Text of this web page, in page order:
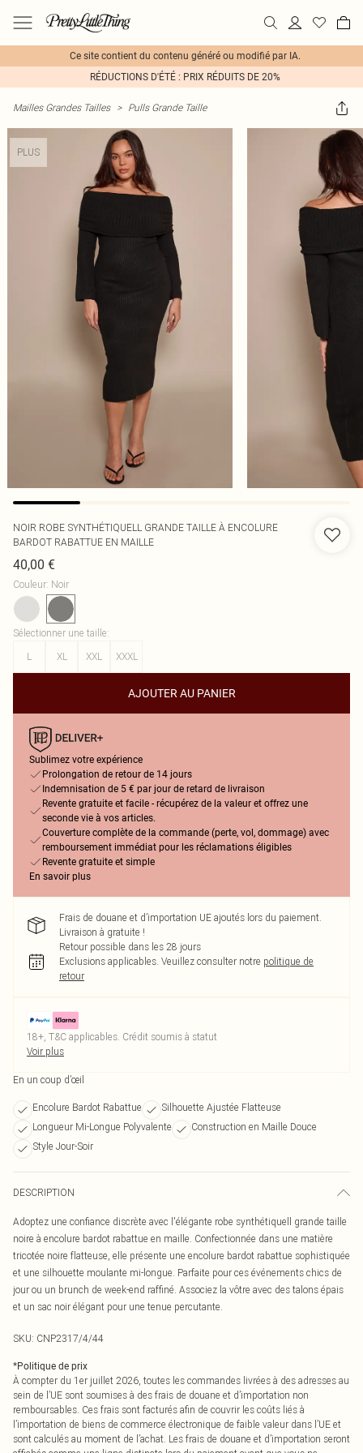
Ce site contient du contenu généré ou modifié par IA.
RÉDUCTIONS D'ÉTÉ : PRIX RÉDUITS DE 20%
Mailles Grandes Tailles > Pulls Grande Taille
PLUS
NOIR ROBE SYNTHÉTIQUELL GRANDE TAILLE À ENCOLURE
BARDOT RABATTUE EN MAILLE
40,00 €
Couleur: Noir
Sélectionner une taille:
L
XL XXL XXXL
AJOUTER AU PANIER
Sublimez votre expérience
Prolongation de retour de 14 jours
Indemnisation de 5 € par jour de retard de livraison
Revente gratuite et facile - récupérez de la valeur et offrez une
seconde vie à vos articles.
Couverture complète de la commande (perte, vol, dommage) avec
remboursement immédiat pour les réclamations éligibles
Revente gratuite et simple
En savoir plus
Frais de douane et d’importation UE ajoutés lors du paiement.
Livraison à gratuite !
Retour possible dans les 28 jours
Exclusions applicables. Veuillez consulter notre politique de
retour
18+, T&C applicables. Crédit soumis à statut
Voir plus
En un coup d’œil
Encolure Bardot Rabattue
Silhouette Ajustée Flatteuse
Longueur Mi-Longue Polyvalente
Construction en Maille Douce
Style Jour-Soir
DESCRIPTION
Adoptez une confiance discrète avec l'élégante robe synthétiquell grande taille
noire à encolure bardot rabattue en maille. Confectionnée dans une matière
tricotée noire flatteuse, elle présente une encolure bardot rabattue sophistiquée
et une silhouette moulante mi-longue. Parfaite pour ces événements chics de
jour ou un brunch de week-end raffiné. Associez la vôtre avec des talons épais
et un sac noir élégant pour une tenue percutante.
SKU: CNP2317/4/44
*Politique de prix
À compter du 1er juillet 2026, toutes les commandes livrées à des adresses au
sein de l’UE sont soumises à des frais de douane et d’importation non
remboursables. Ces frais sont facturés afin de couvrir les coûts liés à
l’importation de biens de commerce électronique de faible valeur dans l’UE et
sont calculés au moment de l’achat. Les frais de douane et d’importation seront